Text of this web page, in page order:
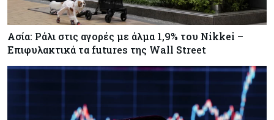
Ασία: Ράλι στις αγορές με άλμα 1,9% του Nikkei –
Επιφυλακτικά τα futures της Wall Street